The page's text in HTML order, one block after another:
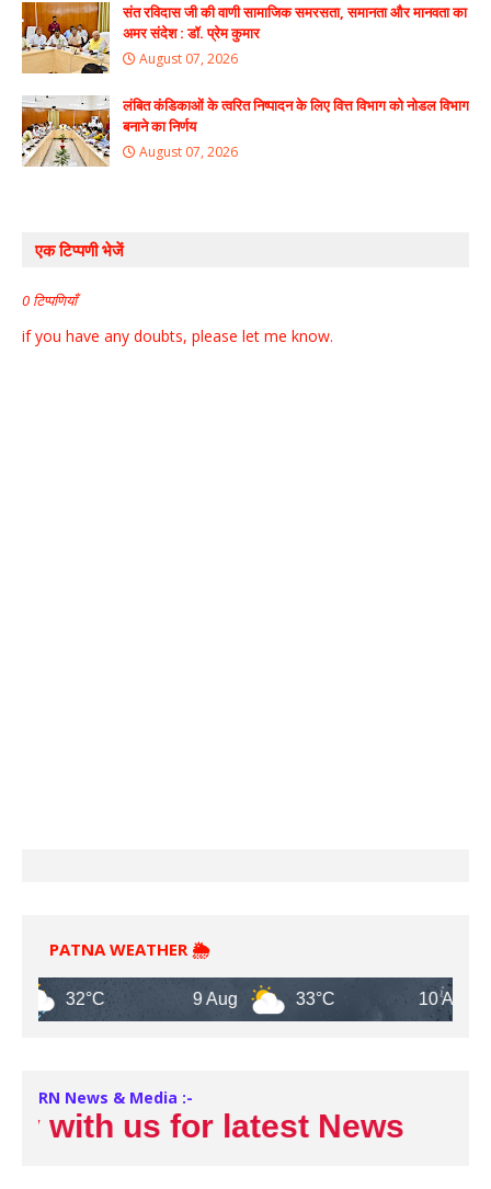
संत रविदास जी की वाणी सामाजिक समरसता, समानता और मानवता का
अमर संदेश : डॉ. प्रेम कुमार
August 07, 2026
लंबित कंडिकाओं के त्वरित निष्पादन के लिए वित्त विभाग को नोडल विभाग
बनाने का निर्णय
August 07, 2026
एक टिप्पणी भेजें
0 टिप्पणियाँ
if you have any doubts, please let me know.
PATNA WEATHER 🌦️
32°C 9 Aug 33°C 10 Aug
RN News & Media :-
us for latest News